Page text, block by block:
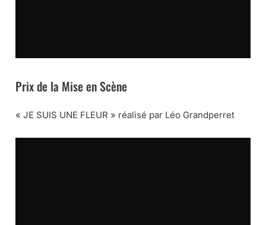
Prix de la Mise en Scène
« JE SUIS UNE FLEUR » réalisé par Léo Grandperret